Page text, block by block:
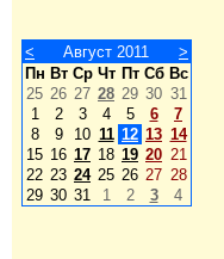
< Август 2011
>
Пн Вт Ср Чт Пт Сб Вс
25 26 27 28 29 30 31
1
2 3 4 5 6
7
8
9 10 11 12 13 14
15 16 17 18 19 20 21
22 23 24 25 26 27 28
29 30 31 1 2 3 4